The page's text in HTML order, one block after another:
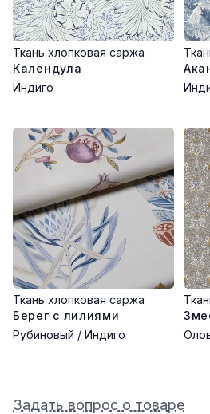
Ткань хлопковая саржа
Календула
Индиго
Ткань хлопковая саржа
Берег с лилиями
Рубиновый / Индиго
Задать вопрос о товаре